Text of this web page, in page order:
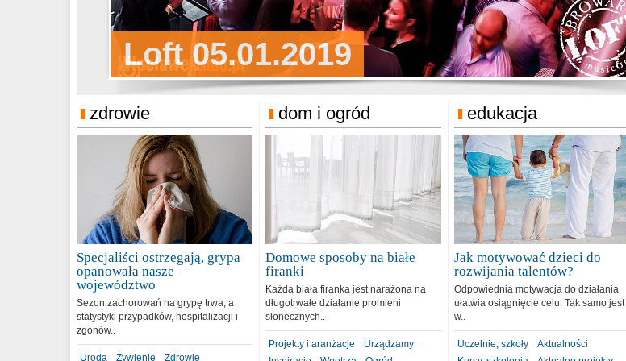
Loft 05.01.2019
Sylwester Podgrodzie 31.12.2018
Sylwester Pensjonat Michelin
31.12.2018
zdrowie
Specjaliści ostrzegają, grypa
opanowała nasze
województwo
Sezon zachorowań na grypę trwa, a
statystyki przypadków, hospitalizacji i
zgonów..
Uroda Żywienie Zdrowie
dom i ogród
Domowe sposoby na białe
firanki
Każda biała firanka jest narażona na
długotrwałe działanie promieni
słonecznych..
Projekty i aranżacje
Urządzamy
edukacja
Jak motywować dzieci do
rozwijania talentów?
Odpowiednia motywacja do działania
ułatwia osiągnięcie celu. Tak samo jest
w..
Uczelnie, szkoły
Aktualności